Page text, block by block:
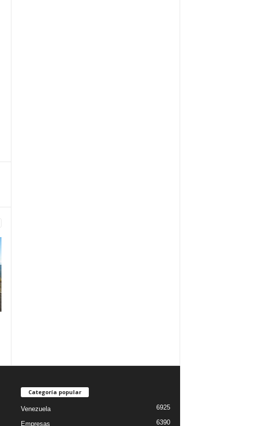
Categoría popular
Venezuela 6925
Empresas 6390